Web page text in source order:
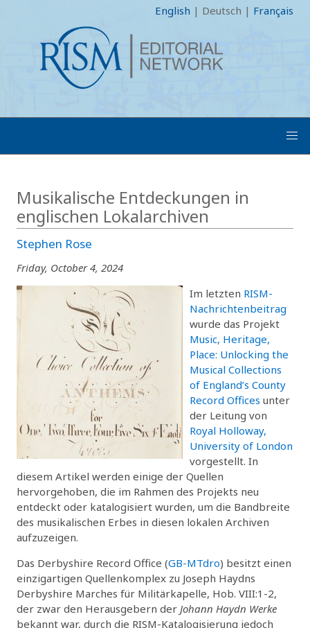
English | Deutsch | Français
Musikalische Entdeckungen in
englischen Lokalarchiven
Stephen Rose
Friday, October 4, 2024
Im letzten RISM-
Nachrichtenbeitrag
wurde das Projekt
Music, Heritage,
Place: Unlocking the
Musical Collections
of England’s County
Record Offices unter
der Leitung von
Royal Holloway,
University of London
vorgestellt. In
diesem Artikel werden einige der Quellen
hervorgehoben, die im Rahmen des Projekts neu
entdeckt oder katalogisiert wurden, um die Bandbreite
des musikalischen Erbes in diesen lokalen Archiven
aufzuzeigen.
Das Derbyshire Record Office (GB-MTdro) besitzt einen
einzigartigen Quellenkomplex zu Joseph Haydns
Derbyshire Marches für Militärkapelle, Hob. VIII:1-2,
der zwar den Herausgebern der Johann Haydn Werke
bekannt war, durch die RISM-Katalogisierung jedoch